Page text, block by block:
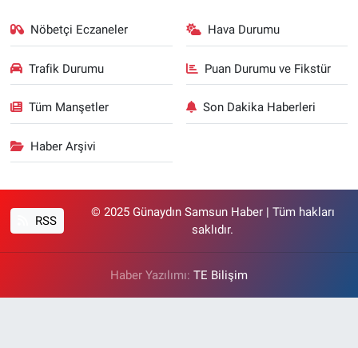
Nöbetçi Eczaneler Hava Durumu
Trafik Durumu Puan Durumu ve Fikstür
Tüm Manşetler Son Dakika Haberleri
Haber Arşivi
RSS
© 2025 Günaydın Samsun Haber | Tüm hakları
saklıdır.
Haber Yazılımı: TE Bilişim